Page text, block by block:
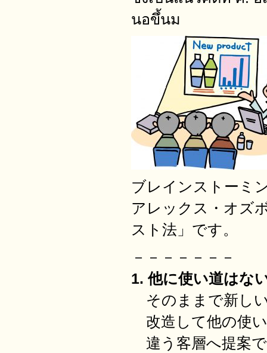
นอขึ้นม
ブレインストーミ
アレックス・オズ
スト法」です。
－－－－－－－
1. 他に使い道はな
そのままで新し
改造して他の使
違う客層へ提案